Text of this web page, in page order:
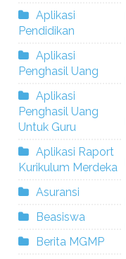
Aplikasi
Pendidikan
Aplikasi
Penghasil Uang
Aplikasi
Penghasil Uang
Untuk Guru
Aplikasi Raport
Kurikulum Merdeka
Asuransi
Beasiswa
Berita MGMP